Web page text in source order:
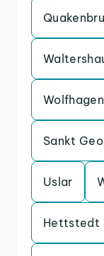
Wolfhagen
Sankt
Uslar
Hettstedt